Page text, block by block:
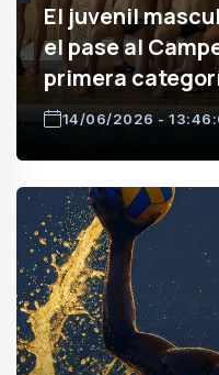
El juvenil
el pase al
primera
14/06/2026 -